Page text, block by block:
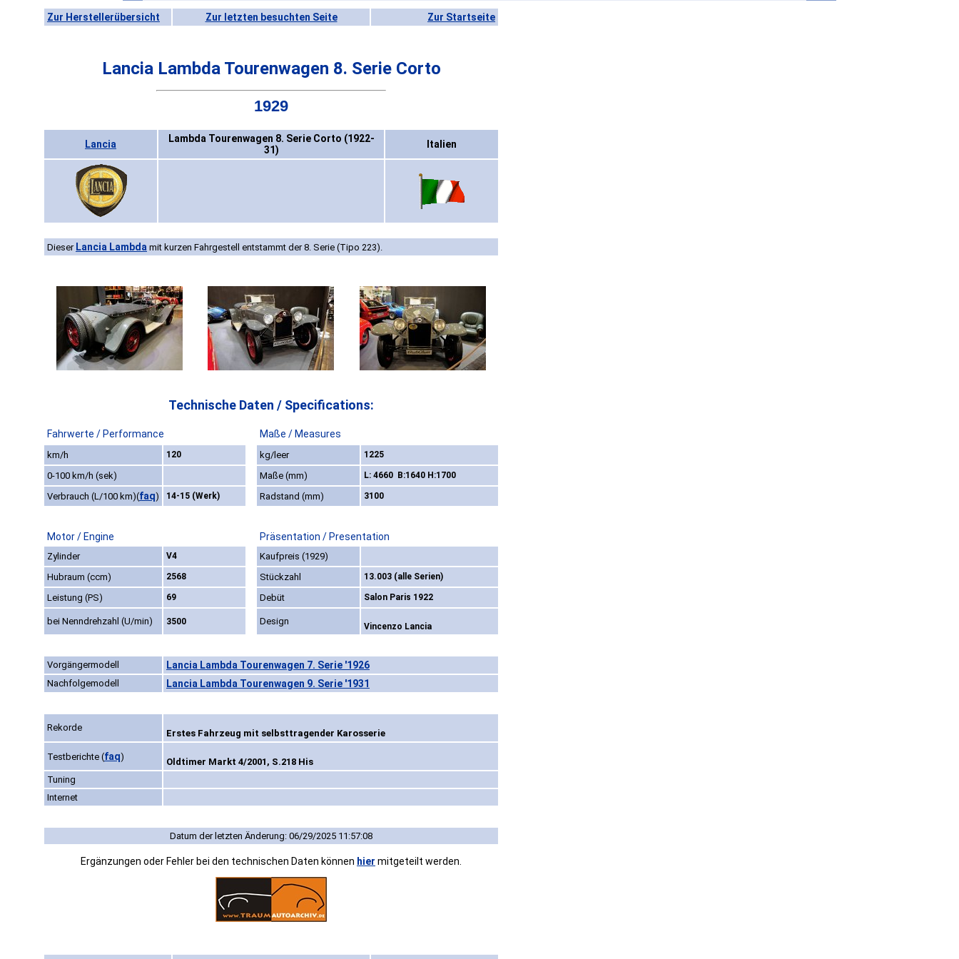
Zur Herstellerübersicht Zur letzten besuchten Seite Zur Startseite
Lancia Lambda Tourenwagen 8. Serie Corto
1929
Lancia
Lambda Tourenwagen 8. Serie Corto (1922-
31)
Italien
Dieser Lancia Lambda mit kurzen Fahrgestell entstammt der 8. Serie (Tipo 223).
Technische Daten / Specifications:
Fahrwerte / Performance Maße / Measures
km/h 120 kg/leer 1225
0-100 km/h (sek) Maße (mm) L: 4660 B:1640 H:1700
Verbrauch (L/100 km)(faq) 14-15 (Werk) Radstand (mm) 3100
Motor / Engine Präsentation / Presentation
Zylinder V4
Kaufpreis (1929)
Hubraum (ccm)
2568 Stückzahl 13.003 (alle Serien)
Leistung (PS) 69 Debüt Salon Paris 1922
bei Nenndrehzahl (U/min) 3500 Design Vincenzo Lancia
Vorgängermodell Lancia Lambda Tourenwagen 7. Serie '1926
Nachfolgemodell Lancia Lambda Tourenwagen 9. Serie '1931
Rekorde
Erstes Fahrzeug mit selbsttragender Karosserie
Testberichte (faq)
Oldtimer Markt 4/2001, S.218 His
Tuning
Internet
Datum der letzten Änderung: 06/29/2025 11:57:08
Ergänzungen oder Fehler bei den technischen Daten können hier mitgeteilt werden.